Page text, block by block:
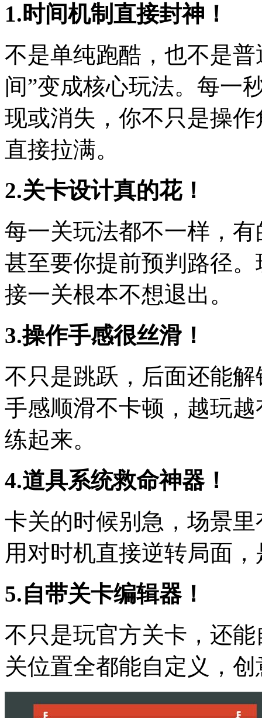
1.时间机制直接封神！
不是单纯跑酷，也不是
间”变成核心玩法。每一
现或消失，你不只是操
直接拉满。
2.关卡设计真的花！
每一关玩法都不一样，
甚至要你提前预判路径
接一关根本不想退出。
3.操作手感很丝滑！
不只是跳跃，后面还能
手感顺滑不卡顿，越玩
练起来。
4.道具系统救命神器！
卡关的时候别急，场景
用对时机直接逆转局面
5.自带关卡编辑器！
不只是玩官方关卡，还
关位置全都能自定义，